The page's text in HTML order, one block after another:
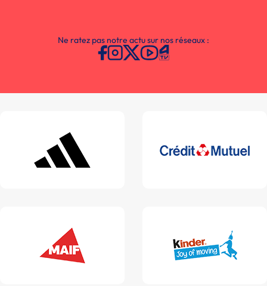
Ne ratez pas notre actu sur nos réseaux :